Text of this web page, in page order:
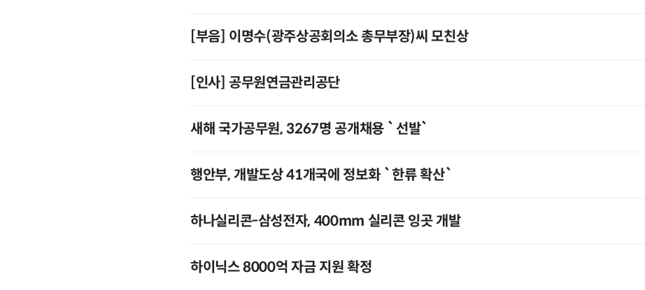
[부음] 이명수(광주상공회의소 총무부장)씨 모친상
[인사] 공무원연금관리공단
새해 국가공무원, 3267명 공개채용 `선발`
행안부, 개발도상 41개국에 정보화 `한류 확산`
하나실리콘-삼성전자, 400mm 실리콘 잉곳 개발
하이닉스 8000억 자금 지원 확정